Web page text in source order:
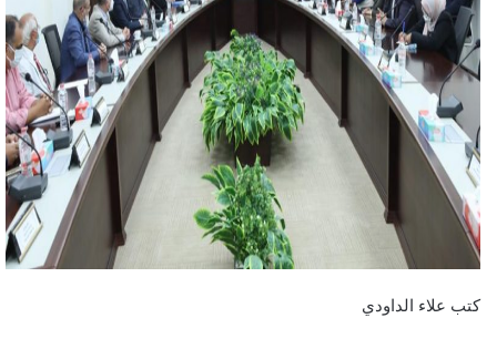
كتب علاء الداودي